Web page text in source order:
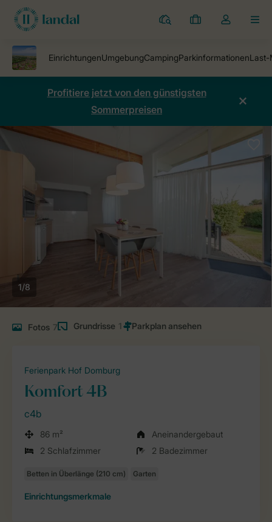
Ferienparks
Meine
Dropdown-
öffnen
Profitiere jetzt von den günstigsten
Sommerpreisen
1/8
Fotos 7 Grundrisse 1
Ferienpark Hof Domburg
Komfort 4B
c4b
86 m²
Aneinandergebaut
2 Schlafzimmer
2 Badezimmer
Einrichtungsmerkmale